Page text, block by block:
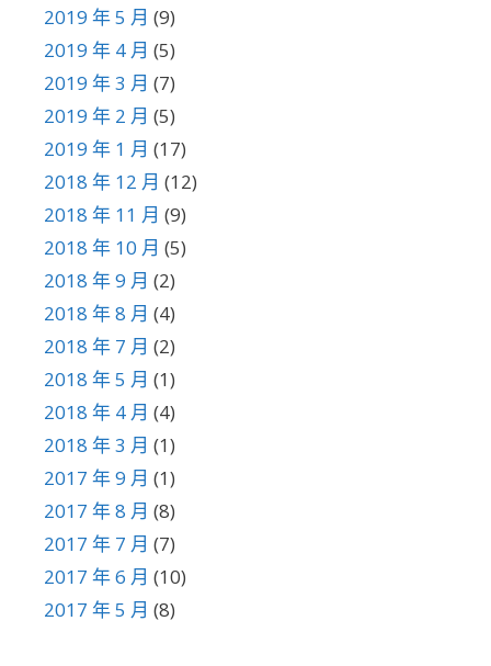
2019 年 5 月 (9)
2019 年 4 月 (5)
2019 年 3 月 (7)
2019 年 2 月 (5)
2019 年 1 月 (17)
2018 年 12 月 (12)
2018 年 11 月 (9)
2018 年 10 月 (5)
2018 年 9 月 (2)
2018 年 8 月 (4)
2018 年 7 月 (2)
2018 年 5 月 (1)
2018 年 4 月 (4)
2018 年 3 月 (1)
2017 年 9 月 (1)
2017 年 8 月 (8)
2017 年 7 月 (7)
2017 年 6 月 (10)
2017 年 5 月 (8)